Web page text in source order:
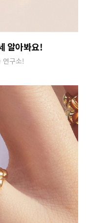
알아봐요!
연구소!